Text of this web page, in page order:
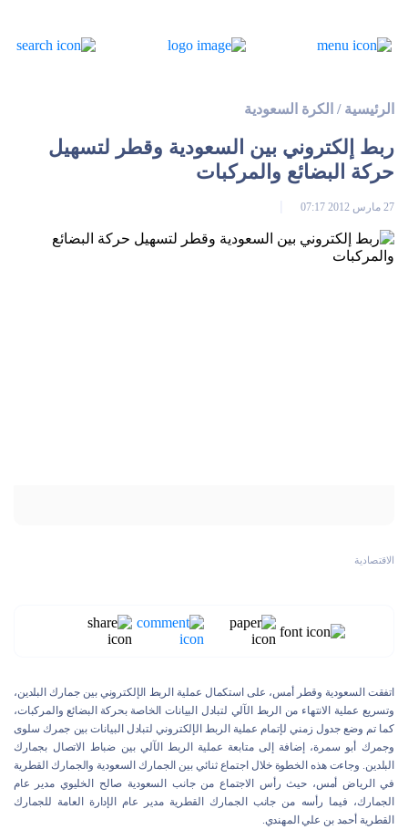
الرئيسية / الكرة السعودية
ربط إلكتروني بين السعودية وقطر لتسهيل
حركة البضائع والمركبات
27 مارس 2012 07:17
الاقتصادية
اتفقت السعودية وقطر أمس، على استكمال عملية الربط الإلكتروني بين جمارك البلدين،
وتسريع عملية الانتهاء من الربط الآلي لتبادل البيانات الخاصة بحركة البضائع والمركبات،
كما تم وضع جدول زمني لإتمام عملية الربط الإلكتروني لتبادل البيانات بين جمرك سلوى
وجمرك أبو سمرة، إضافة إلى متابعة عملية الربط الآلي بين ضباط الاتصال بجمارك
البلدين. وجاءت هذه الخطوة خلال اجتماع ثنائي بين الجمارك السعودية والجمارك القطرية
في الرياض أمس، حيث رأس الاجتماع من جانب السعودية صالح الخليوي مدير عام
الجمارك، فيما رأسه من جانب الجمارك القطرية مدير عام الإدارة العامة للجمارك
القطرية أحمد بن علي المهندي.